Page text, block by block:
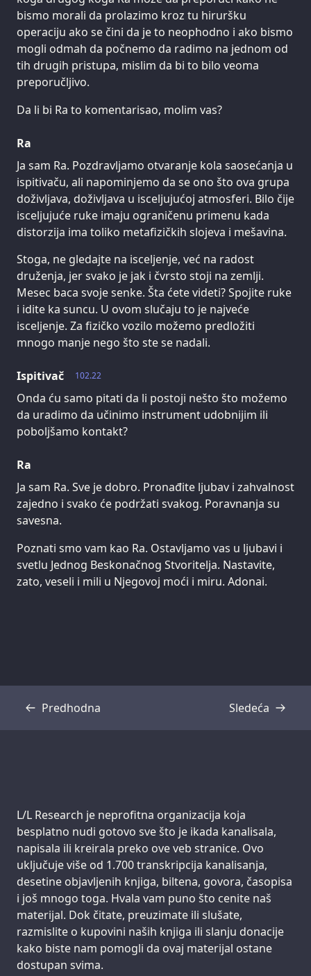
bismo morali da prolazimo kroz tu hiruršku
operaciju ako se čini da je to neophodno i ako bismo
mogli odmah da počnemo da radimo na jednom od
tih drugih pristupa, mislim da bi to bilo veoma
preporučljivo.
Da li bi Ra to komentarisao, molim vas?
Ra
Ja sam Ra. Pozdravljamo otvaranje kola saosećanja u
ispitivaču, ali napominjemo da se ono što ova grupa
doživljava, doživljava u isceljujućoj atmosferi. Bilo čije
isceljujuće ruke imaju ograničenu primenu kada
distorzija ima toliko metafizičkih slojeva i mešavina.
Stoga, ne gledajte na isceljenje, već na radost
druženja, jer svako je jak i čvrsto stoji na zemlji.
Mesec baca svoje senke. Šta ćete videti? Spojite ruke
i idite ka suncu. U ovom slučaju to je najveće
isceljenje. Za fizičko vozilo možemo predložiti
mnogo manje nego što ste se nadali.
102.22
Ispitivač
Onda ću samo pitati da li postoji nešto što možemo
da uradimo da učinimo instrument udobnijim ili
poboljšamo kontakt?
Ra
Ja sam Ra. Sve je dobro. Pronađite ljubav i zahvalnost
zajedno i svako će podržati svakog. Poravnanja su
savesna.
Poznati smo vam kao Ra. Ostavljamo vas u ljubavi i
svetlu Jednog Beskonačnog Stvoritelja. Nastavite,
zato, veseli i mili u Njegovoj moći i miru. Adonai.
Predhodna
Transkripcija Sledeća
Transkripcija
Support us:
L/L Research je neprofitna organizacija koja
besplatno nudi gotovo sve što je ikada kanalisala,
napisala ili kreirala preko ove veb stranice. Ovo
uključuje više od 1.700 transkripcija kanalisanja,
desetine objavljenih knjiga, biltena, govora, časopisa
i još mnogo toga. Hvala vam puno što cenite naš
materijal. Dok čitate, preuzimate ili slušate,
razmislite o kupovini naših knjiga ili slanju donacije
kako biste nam pomogli da ovaj materijal ostane
dostupan svima.